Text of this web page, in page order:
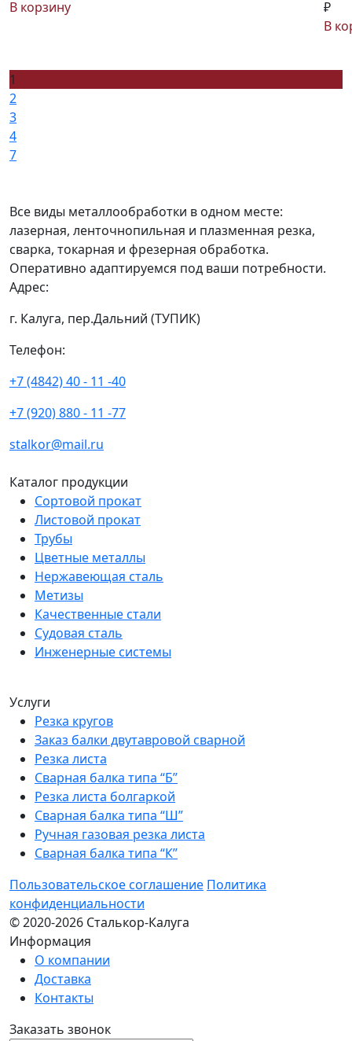
В корзину
₽
В
1
2
3
4
7
Все виды металлообработки в одном месте:
лазерная, ленточнопильная и плазменная резка,
сварка, токарная и фрезерная обработка.
Оперативно адаптируемся под ваши потребности.
Адрес:
г. Калуга, пер.Дальний (ТУПИК)
Телефон:
+7 (4842) 40 - 11 -40
+7 (920) 880 - 11 -77
stalkor@mail.ru
Каталог продукции
Сортовой прокат
Листовой прокат
Трубы
Цветные металлы
Нержавеющая сталь
Метизы
Качественные стали
Судовая сталь
Инженерные системы
Услуги
Резка кругов
Заказ балки двутавровой сварной
Резка листа
Сварная балка типа “Б”
Резка листа болгаркой
Сварная балка типа “Ш”
Ручная газовая резка листа
Сварная балка типа “К”
Пользовательское соглашение Политика
конфиденциальности
© 2020-2026 Сталькор-Калуга
Информация
О компании
Доставка
Контакты
Заказать звонок